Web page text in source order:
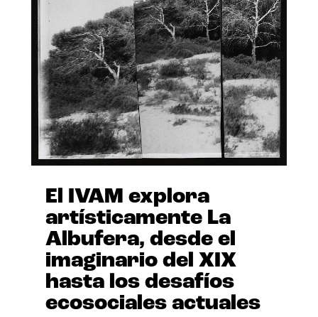
El IVAM explora
artísticamente La
Albufera, desde el
imaginario del XIX
hasta los desafíos
ecosociales actuales